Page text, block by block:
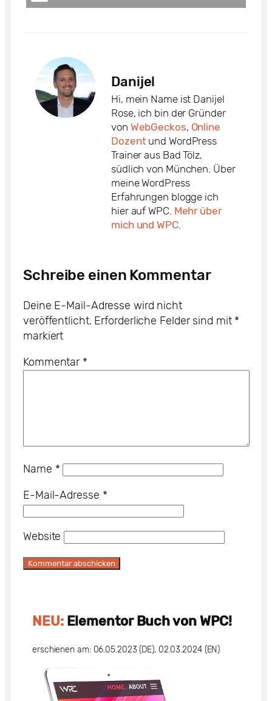
Danijel
Hi, mein Name ist Danijel
Rose, ich bin der Gründer
von WebGeckos, Online
Dozentund WordPress
Trainer aus Bad Tölz,
südlich von München. Über
meine WordPress
Erfahrungen blogge ich
hier auf WPC. Mehr über
mich und WPC.
Schreibe einen Kommentar
Deine E-Mail-Adresse wird nicht
veröffentlicht. Erforderliche Felder sind mit *
markiert
Kommentar *
Name *
E-Mail-Adresse *
Website
NEU:Elementor Buch von WPC!
erschienen am: 06.05.2023 (DE), 02.03.2024 (EN)